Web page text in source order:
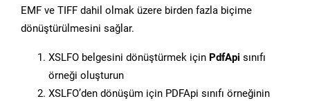
EMF ve TIFF dahil olmak üzere birden fazla biçime
dönüştürülmesini sağlar.
XSLFO belgesini dönüştürmek için PdfApi sınıfı
örneği oluşturun
XSLFO’den dönüşüm için PDFApi sınıfı örneğinin